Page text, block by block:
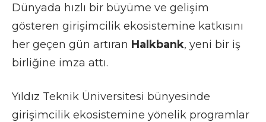
Dünyada hızlı bir büyüme ve gelişim
gösteren girişimcilik ekosistemine katkısını
her geçen gün artıran Halkbank, yeni bir iş
birliğine imza attı.
Yıldız Teknik Üniversitesi bünyesinde
girişimcilik ekosistemine yönelik programlar